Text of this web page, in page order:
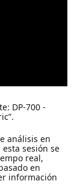
DP-700 -
análisis en
sesión se
real,
en
información